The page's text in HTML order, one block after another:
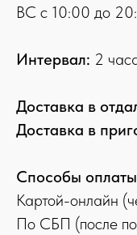
ВС с 10:00 до
Интервал: 2
Доставка в
Доставка в
Способы
Картой-онлайн
По СБП (после